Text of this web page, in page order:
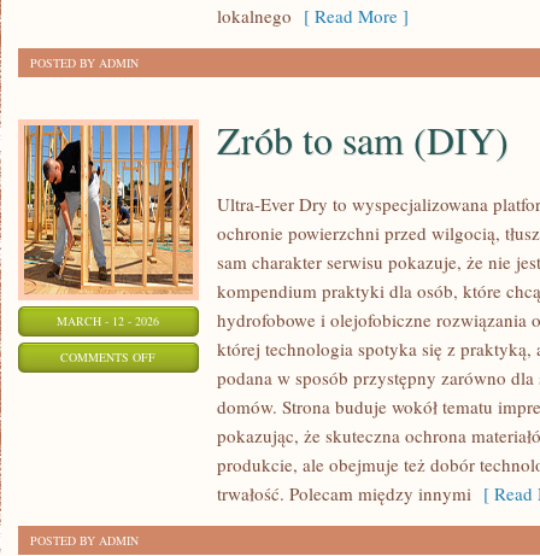
lokalnego [ Read More ]
POSTED BY ADMIN
MARCH - 12 - 2026
COMMENTS OFFON
Zrób to sam (DIY)
Ultra-Ever Dry to wyspecjalizowana
ochronie powierzchni przed wilgocią,
sam charakter serwisu pokazuje, że nie
kompendium praktyki dla osób, które
hydrofobowe i olejofobiczne rozwiązania
której technologia spotyka się z praktyką,
podana w sposób przystępny zarówno
domów. Strona buduje wokół tematu
pokazując, że skuteczna ochrona
produkcie, ale obejmuje też dobór
trwałość. Polecam między innymi [ Read
POSTED BY ADMIN